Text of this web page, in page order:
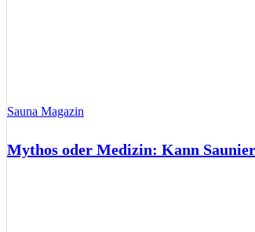
Sauna Magazin
Mythos oder Medizin: Kann